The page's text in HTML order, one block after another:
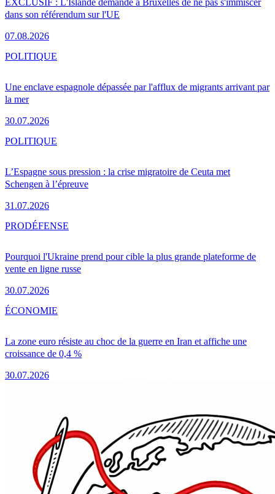
dans son référendum sur l'UE
07.08.2026
Une enclave espagnole dépassée par l'afflux de migrants arrivant par
la mer
30.07.2026
POLITIQUE
L’Espagne sous pression : la crise migratoire de Ceuta met
Schengen à l’épreuve
31.07.2026
POLITIQUE
Pourquoi l'Ukraine prend pour cible la plus grande plateforme de
vente en ligne russe
30.07.2026
PRODÉFENSE
La zone euro résiste au choc de la guerre en Iran et affiche une
croissance de 0,4 %
30.07.2026
ÉCONOMIE